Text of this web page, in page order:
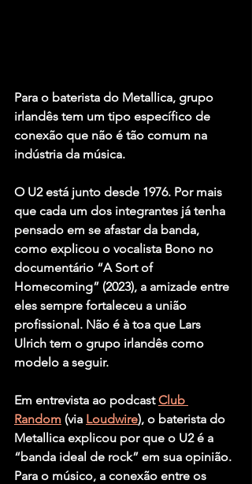
Para o baterista do Metallica, grupo
irlandês tem um tipo específico de
conexão que não é tão comum na
indústria da música.
O U2 está junto desde 1976. Por mais
que cada um dos integrantes já tenha
pensado em se afastar da banda,
como explicou o vocalista Bono no
documentário “A Sort of
Homecoming” (2023), a amizade entre
eles sempre fortaleceu a união
profissional. Não é à toa que Lars
Ulrich tem o grupo irlandês como
modelo a seguir.
Em entrevista ao podcast Club
Random (via Loudwire), o baterista do
Metallica explicou por que o U2 é a
“banda ideal de rock” em sua opinião.
Para o músico, a conexão entre os